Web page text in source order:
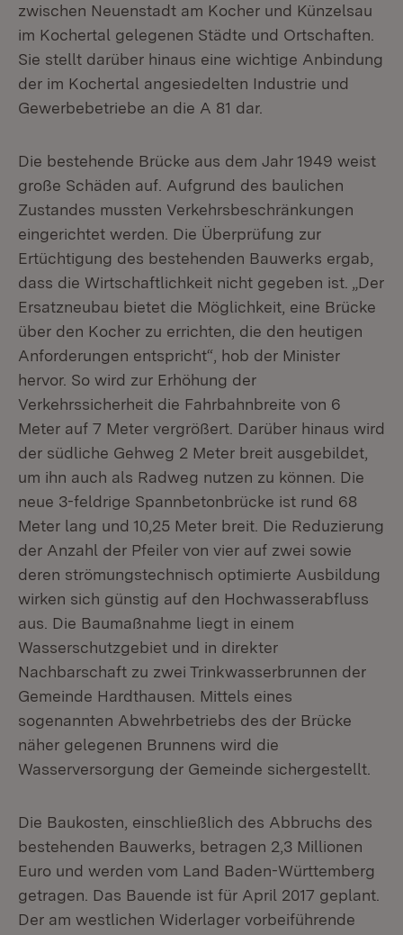
zwischen Neuenstadt am Kocher und Künzelsau
im Kochertal gelegenen Städte und Ortschaften.
Sie stellt darüber hinaus eine wichtige Anbindung
der im Kochertal angesiedelten Industrie und
Gewerbebetriebe an die A 81 dar.
Die bestehende Brücke aus dem Jahr 1949 weist
große Schäden auf. Aufgrund des baulichen
Zustandes mussten Verkehrsbeschränkungen
eingerichtet werden. Die Überprüfung zur
Ertüchtigung des bestehenden Bauwerks ergab,
dass die Wirtschaftlichkeit nicht gegeben ist. „Der
Ersatzneubau bietet die Möglichkeit, eine Brücke
über den Kocher zu errichten, die den heutigen
Anforderungen entspricht“, hob der Minister
hervor. So wird zur Erhöhung der
Verkehrssicherheit die Fahrbahnbreite von 6
Meter auf 7 Meter vergrößert. Darüber hinaus wird
der südliche Gehweg 2 Meter breit ausgebildet,
um ihn auch als Radweg nutzen zu können. Die
neue 3-feldrige Spannbetonbrücke ist rund 68
Meter lang und 10,25 Meter breit. Die Reduzierung
der Anzahl der Pfeiler von vier auf zwei sowie
deren strömungstechnisch optimierte Ausbildung
wirken sich günstig auf den Hochwasserabfluss
aus. Die Baumaßnahme liegt in einem
Wasserschutzgebiet und in direkter
Nachbarschaft zu zwei Trinkwasserbrunnen der
Gemeinde Hardthausen. Mittels eines
sogenannten Abwehrbetriebs des der Brücke
näher gelegenen Brunnens wird die
Wasserversorgung der Gemeinde sichergestellt.
Die Baukosten, einschließlich des Abbruchs des
bestehenden Bauwerks, betragen 2,3 Millionen
Euro und werden vom Land Baden-Württemberg
getragen. Das Bauende ist für April 2017 geplant.
Der am westlichen Widerlager vorbeiführende